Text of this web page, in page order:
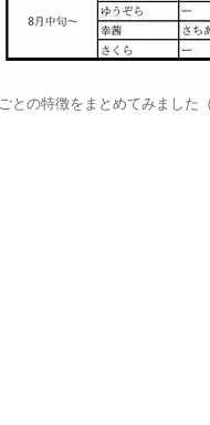
との特徴をまとめてみました（